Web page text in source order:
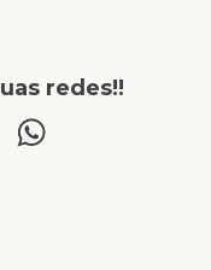
redes!!
Email